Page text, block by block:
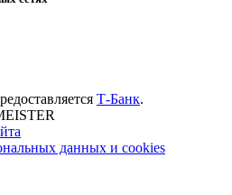
Т-Банк.
данных и cookies